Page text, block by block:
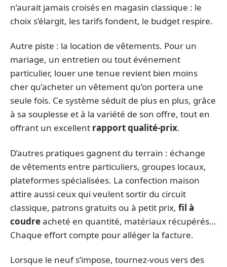
n’aurait jamais croisés en magasin classique : le
choix s’élargit, les tarifs fondent, le budget respire.
Autre piste : la location de vêtements. Pour un
mariage, un entretien ou tout événement
particulier, louer une tenue revient bien moins
cher qu’acheter un vêtement qu’on portera une
seule fois. Ce système séduit de plus en plus, grâce
à sa souplesse et à la variété de son offre, tout en
offrant un excellent rapport qualité-prix.
D’autres pratiques gagnent du terrain : échange
de vêtements entre particuliers, groupes locaux,
plateformes spécialisées. La confection maison
attire aussi ceux qui veulent sortir du circuit
classique, patrons gratuits ou à petit prix, fil à
coudreacheté en quantité, matériaux récupérés…
Chaque effort compte pour alléger la facture.
Lorsque le neuf s’impose, tournez-vous vers des